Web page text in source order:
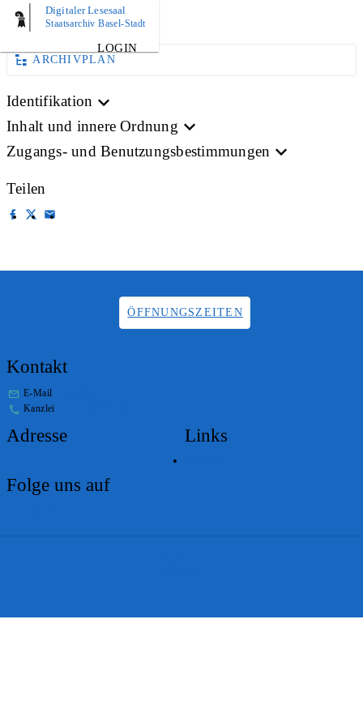
Digitaler Lesesaal
Staatsarchiv Basel-Stadt
LOGIN
BILD
ARCHIVPLAN
Identifikation
Inhalt und innere Ordnung
Zugangs- und Benutzungsbestimmungen
Teilen
ÖFFNUNGSZEITEN
Kontakt
E-Mail
Kanzlei
Adresse Links
Folge uns auf